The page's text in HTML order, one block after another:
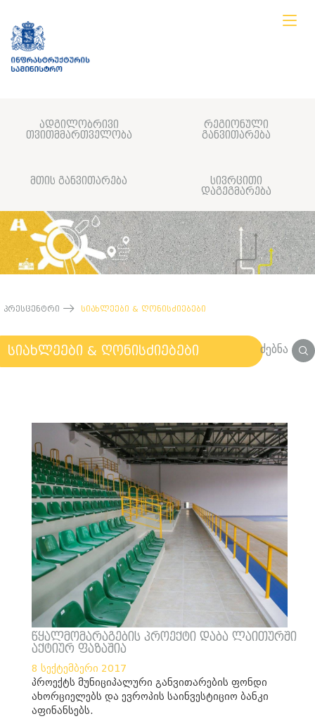
ადგილობრივი
თვითმმართველობა
რეგიონული
განვითარება
მთის განვითარება
სივრცითი
დაგეგმარება
პრესცენტრი სიახლეები & ღონისძიებები
სიახლეები & ღონისძიებები ძებნა
წყალმომარაგების პროექტი დაბა ლაითურში
აქტიურ ფაზაშია
8 სექტემბერი 2017
პროექტს მუნიციპალური განვითარების ფონდი
ახორციელებს და ევროპის საინვესტიციო ბანკი
აფინანსებს.